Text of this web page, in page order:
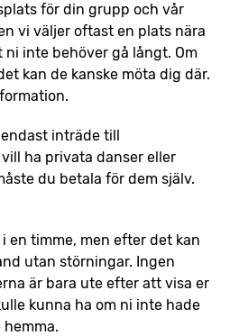
för din grupp och vår
vi väljer oftast en plats nära
inte behöver gå långt. Om
kan de kanske möta dig där.
inträde till
ha privata danser eller
du betala för dem själv.
en timme, men efter det kan
utan störningar. Ingen
är bara ute efter att visa er
kunna ha om ni inte hade